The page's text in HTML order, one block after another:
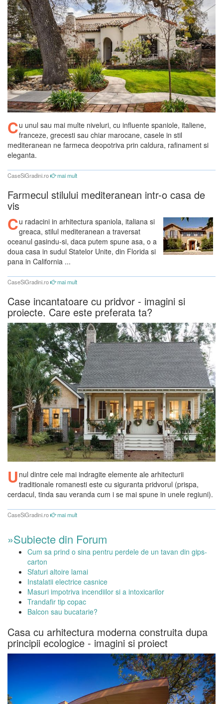
Cu unul sau mai multe niveluri, cu influente spaniole, italiene,
franceze, grecesti sau chiar marocane, casele in stil
mediteranean ne farmeca deopotriva prin caldura, rafinament si
eleganta.
CaseSiGradini.ro mai mult
Farmecul stilului mediteranean intr-o casa de
vis
Cu radacini in arhitectura spaniola, italiana si
greaca, stilul mediteranean a traversat
oceanul gasindu-si, daca putem spune asa, o a
doua casa in sudul Statelor Unite, din Florida si
pana in California ...
CaseSiGradini.ro mai mult
Case incantatoare cu pridvor - imagini si
proiecte. Care este preferata ta?
U nul dintre cele mai indragite elemente ale arhitecturii
traditionale romanesti este cu siguranta pridvorul (prispa,
cerdacul, tinda sau veranda cum i se mai spune in unele regiuni).
CaseSiGradini.ro mai mult
»Subiecte din Forum
Cum sa prind o sina pentru perdele de un tavan din gips-
carton
Sfaturi altoire lamai
Instalatii electrice casnice
Masuri impotriva incendiilor si a intoxicarilor
Trandafir tip copac
Balcon sau bucatarie?
Casa cu arhitectura moderna construita dupa
principii ecologice - imagini si proiect